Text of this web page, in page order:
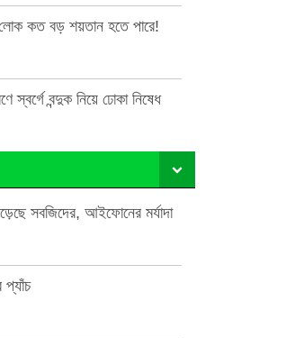
কত বড় শয়তান হতে পারে!
স্বর্গে বন্দুক নিয়ে ঢোকা নিষেধ
সবজিদের, আইফোনের মর্যাদা
প্যাঁচ